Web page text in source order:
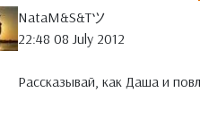
NataM&S&Tツ
22:48 08 July 2012
Рассказывай, как Даша и